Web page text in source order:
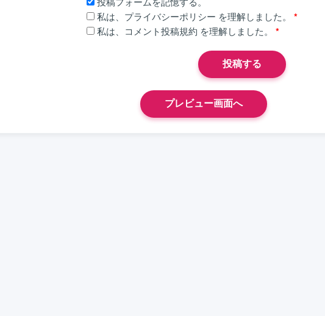
私は、 プライバシーポリシー を理解しました。 *
私は、 コメント投稿規約 を理解しました。 *